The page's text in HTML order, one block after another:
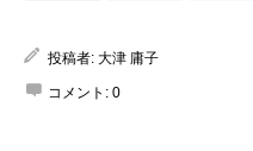
投稿者: 大津 庸子
コメント: 0